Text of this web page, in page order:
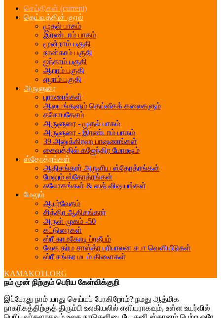
செய்திகள் (current)
தெய்வத்தின் குரல்
முதல் பாகம்
இரண்டாம் பாகம்
மூன்றாம் பகுதி
நான்காம் பகுதி
ஐந்தாம் பகுதி
ஆறாம் பகுதி
ஏழாம் பகுதி
அருளுரை
புராணங்கள்
ஆலயங்களும் தெய்வீகக் கலைகளும்
தசோபதேசம்
அருளுரை - முதல் பாகம்
அருளுரை - இரண்டாம் பாகம்
39 அனுக்கிரஹ பாஷணங்கள்
சைவத்தில் கஜேந்திர மோக்ஷம்
ஸ்தோத்ரங்கள்
ஆதிசங்கரர் அருளிய ஸ்தோத்ரங்கள்
மேலும் ஸ்தோத்ரங்கள்
சுலோகங்கள் & ஸத் விஷயங்கள்
மேலும்
ஆயுர்வேதம்
சித்திர ஆதிசங்கரர்
அருள் முகம் -50
கட்டுரைகள்
ஸ்ரீ காமகோடி ப்ரதீபம்
வேத தர்ம சாஸ்த்ர பரிபாலன சபா வெளியீடுகள்
ஸ்ரீ சங்கர மடம் கிளைகள்
KAMAKOTI.ORG
நம் முன் நிற்கும் பெரிய கேள்விக்குறி
இப்போது நாம் யாது செய்யப் போகிறோம்? நமது ஆத்மிக
நாகரிகத்திற்குத் திரும்பி உலகியலில் எளியராகவும், உள்ள உயர்வில்